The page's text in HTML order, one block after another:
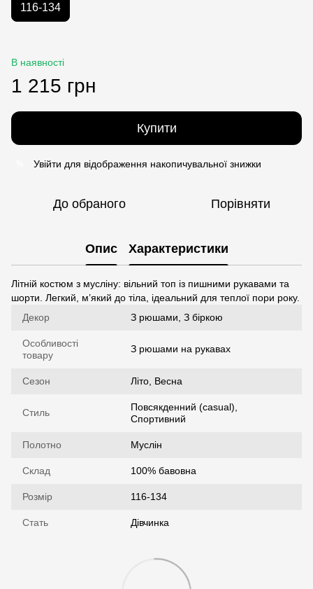
116-134
В наявності
1 215 грн
Купити
Увійти для відображення накопичувальної знижки
До обраного Порівняти
Опис Характеристики
Літній костюм з мусліну: вільний топ із пишними рукавами та
шорти. Легкий, м’який до тіла, ідеальний для теплої пори року.
Декор
З рюшами, З біркою
Особливості
товару
З рюшами на рукавах
Сезон Літо, Весна
Стиль
Повсякденний (casual),
Спортивний
Полотно Муслін
Склад 100% бавовна
Розмір 116-134
Стать Дівчинка